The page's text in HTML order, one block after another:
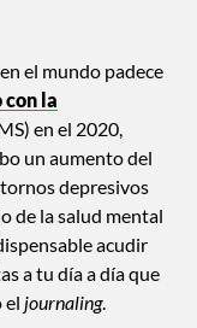
el mundo padece
con la
en el 2020,
un aumento del
depresivos
de la salud mental
acudir
a tu día a día que
el journaling.